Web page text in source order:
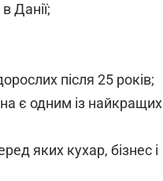
Данії;
після 25 років;
є одним із найкращих
яких кухар, бізнес і